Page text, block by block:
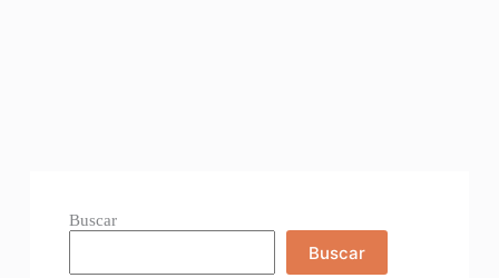
Buscar
Buscar